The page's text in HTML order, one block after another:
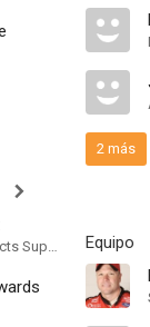
Special Effects Supervisor
2 más
Equipo